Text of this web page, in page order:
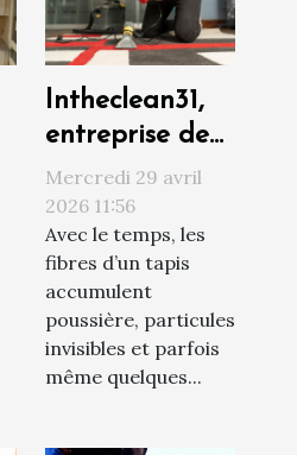
Intheclean31,
entreprise de
confiance pour
le nettoyage
de vos tapis à
Toulouse
Mercredi 29 avril
2026 11:56
Avec le temps, les
fibres d’un tapis
accumulent
poussière, particules
invisibles et parfois
même quelques...